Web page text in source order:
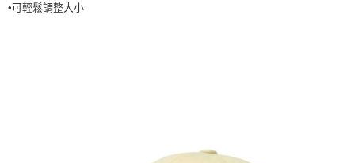
•可輕鬆調整大小